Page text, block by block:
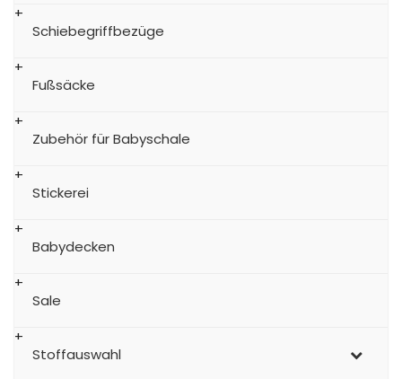
Schiebegriffbezüge
Fußsäcke
Zubehör für Babyschale
Stickerei
Babydecken
Sale
Stoffauswahl